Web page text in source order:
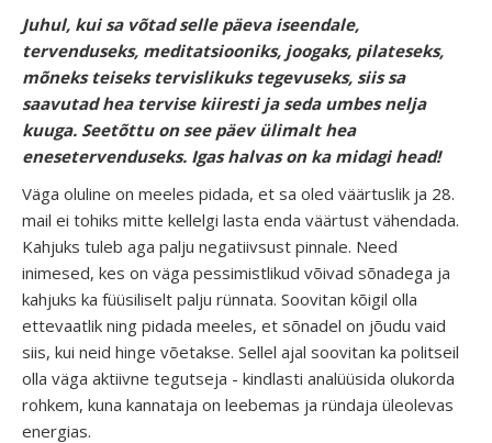
Juhul, kui sa võtad selle päeva iseendale,
tervenduseks, meditatsiooniks, joogaks, pilateseks,
mõneks teiseks tervislikuks tegevuseks, siis sa
saavutad hea tervise kiiresti ja seda umbes nelja
kuuga. Seetõttu on see päev ülimalt hea
enesetervenduseks. Igas halvas on ka midagi head!
Väga oluline on meeles pidada, et sa oled väärtuslik ja 28.
mail ei tohiks mitte kellelgi lasta enda väärtust vähendada.
Kahjuks tuleb aga palju negatiivsust pinnale. Need
inimesed, kes on väga pessimistlikud võivad sõnadega ja
kahjuks ka füüsiliselt palju rünnata. Soovitan kõigil olla
ettevaatlik ning pidada meeles, et sõnadel on jõudu vaid
siis, kui neid hinge võetakse. Sellel ajal soovitan ka politseil
olla väga aktiivne tegutseja - kindlasti analüüsida olukorda
rohkem, kuna kannataja on leebemas ja ründaja üleolevas
energias.